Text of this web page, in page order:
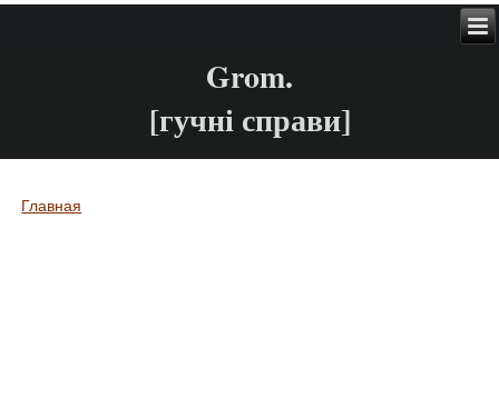
Grom.
[гучні справи]
Вы здесь
Главная